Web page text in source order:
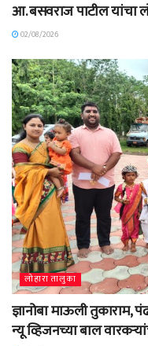
आ. बसवराज पाटील यांचा
02/08/2026
लोहारा तालुका
ज्ञानोबा माऊली तुकाराम,
न्यू व्हिजनच्या बाल